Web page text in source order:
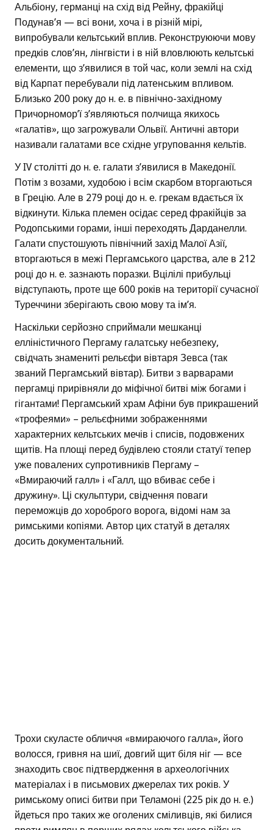
Альбіону, германці на схід від Рейну, фракійці
Подунав’я — всі вони, хоча і в різній мірі,
випробували кельтський вплив. Реконструюючи мову
предків слов’ян, лінгвісти і в ній вловлюють кельтські
елементи, що з’явилися в той час, коли землі на схід
від Карпат перебували під латенським впливом.
Близько 200 року до н. е. в північно-західному
Причорномор’ї з’являються полчища якихось
«галатів», що загрожували Ольвії. Античні автори
називали галатами все східне угруповання кельтів.
У IV столітті до н. е. галати з’явилися в Македонії.
Потім з возами, худобою і всім скарбом вторгаються
в Грецію. Але в 279 році до н. е. грекам вдається їх
відкинути. Кілька племен осідає серед фракійців за
Родопськими горами, інші переходять Дарданелли.
Галати спустошують північний захід Малої Азії,
вторгаються в межі Пергамського царства, але в 212
році до н. е. зазнають поразки. Вцілілі прибульці
відступають, проте ще 600 років на території сучасної
Туреччини зберігають свою мову та ім’я.
Наскільки серйозно сприймали мешканці
елліністичного Пергаму галатську небезпеку,
свідчать знамениті рельєфи вівтаря Зевса (так
званий Пергамський вівтар). Битви з варварами
пергамці прирівняли до міфічної битві між богами і
гігантами! Пергамський храм Афіни був прикрашений
«трофеями» – рельєфними зображеннями
характерних кельтських мечів і списів, подовжених
щитів. На площі перед будівлею стояли статуї тепер
уже повалених супротивників Пергаму –
«Вмираючий галл» і «Галл, що вбиває себе і
дружину». Ці скульптури, свідчення поваги
переможців до хороброго ворога, відомі нам за
римськими копіями. Автор цих статуй в деталях
досить документальний.
Трохи скуласте обличчя «вмираючого галла», його
волосся, гривня на шиї, довгий щит біля ніг — все
знаходить своє підтвердження в археологічних
матеріалах і в письмових джерелах тих років. У
римському описі битви при Теламоні (225 рік до н. е.)
йдеться про таких же оголених сміливців, які билися